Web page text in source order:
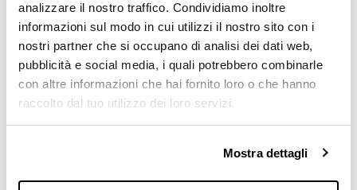
analizzare il nostro traffico. Condividiamo inoltre
informazioni sul modo in cui utilizzi il nostro sito con i
nostri partner che si occupano di analisi dei dati web,
pubblicità e social media, i quali potrebbero combinarle
con altre informazioni che hai fornito loro o che hanno
raccolto dal tuo utilizzo dei loro servizi.
Mostra dettagli